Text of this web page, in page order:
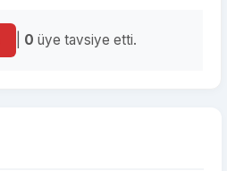
0 üye tavsiye etti.